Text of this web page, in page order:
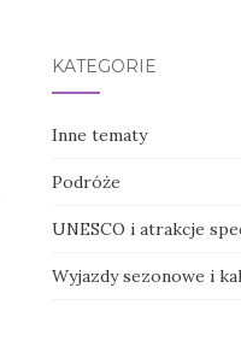
KATEGORIE
Inne tematy
Podróże
UNESCO i atrakcje
Wyjazdy sezonowe i